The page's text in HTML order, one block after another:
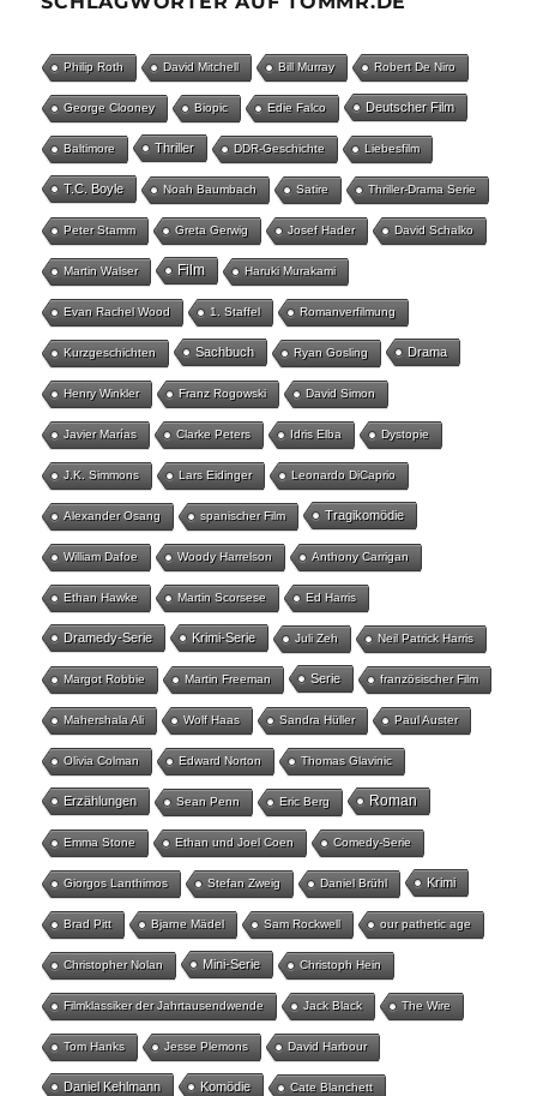
Philip Roth David Mitchell Bill Murray Robert De Niro
George Clooney Biopic Edie Falco Deutscher Film
Baltimore Thriller DDR-Geschichte Liebesfilm
T.C. Boyle Noah Baumbach Satire Thriller-Drama Serie
Peter Stamm Greta Gerwig Josef Hader David Schalko
Martin Walser Film Haruki Murakami
Evan Rachel Wood 1. Staffel Romanverfilmung
Kurzgeschichten Sachbuch Ryan Gosling Drama
Henry Winkler Franz Rogowski David Simon
Javier Marías Clarke Peters Idris Elba Dystopie
J.K. Simmons Lars Eidinger Leonardo DiCaprio
Alexander Osang spanischer Film Tragikomödie
William Dafoe Woody Harrelson Anthony Carrigan
Ethan Hawke Martin Scorsese Ed Harris
Dramedy-Serie Krimi-Serie Juli Zeh Neil Patrick Harris
Margot Robbie Martin Freeman Serie französischer Film
Mahershala Ali Wolf Haas Sandra Hüller Paul Auster
Olivia Colman Edward Norton Thomas Glavinic
Erzählungen Sean Penn Eric Berg Roman
Emma Stone Ethan und Joel Coen Comedy-Serie
Giorgos Lanthimos Stefan Zweig Daniel Brühl Krimi
Brad Pitt Bjarne Mädel Sam Rockwell our pathetic age
Christopher Nolan Mini-Serie Christoph Hein
Filmklassiker der Jahrtausendwende Jack Black The Wire
Tom Hanks Jesse Plemons David Harbour
Daniel Kehlmann Komödie Cate Blanchett